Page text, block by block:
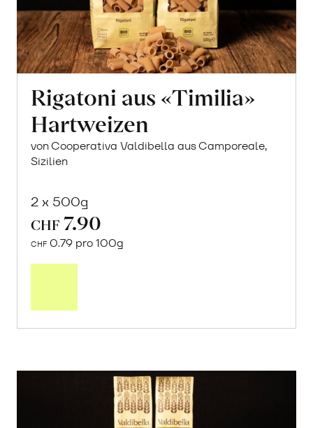
Rigatoni aus «Timilia»
Hartweizen
von Cooperativa Valdibella aus Camporeale,
Sizilien
2 x 500g
CHF 7.90
CHF 0.79 pro 100g